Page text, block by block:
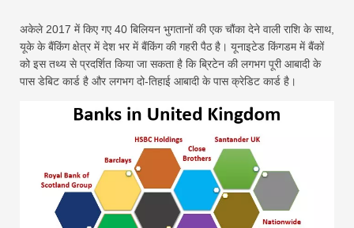
अकेले 2017 में किए गए 40 बिलियन भुगतानों की एक चौंका देने वाली राशि के साथ,
यूके के बैंकिंग क्षेत्र में देश भर में बैंकिंग की गहरी पैठ है। यूनाइटेड किंगडम में बैंकों
को इस तथ्य से प्रदर्शित किया जा सकता है कि ब्रिटेन की लगभग पूरी आबादी के
पास डेबिट कार्ड है और लगभग दो-तिहाई आबादी के पास क्रेडिट कार्ड है।